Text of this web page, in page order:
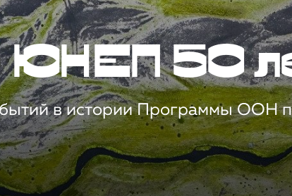
ЮНЕП 50
в истории Программы ООН